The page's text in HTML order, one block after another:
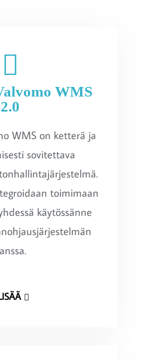
WMS
2.0
WMS on ketterä ja
sovitettava
toimimaan
käytössänne